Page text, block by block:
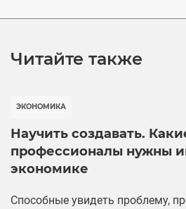
Читайте также
ЭКОНОМИКА
Научить создавать.
профессионалы нужны
экономике
Способные увидеть проблему,